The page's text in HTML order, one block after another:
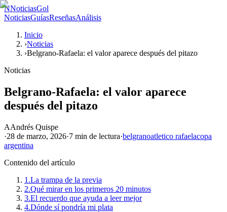
NNoticiasGol
NoticiasGuíasReseñasAnálisis
Inicio
›Noticias
›Belgrano-Rafaela: el valor aparece después del pitazo
Noticias
Belgrano-Rafaela: el valor aparece
después del pitazo
AAndrés Quispe
·28 de marzo, 2026·7 min de lectura·belgranoatletico rafaelacopa
argentina
Contenido del artículo
1.La trampa de la previa
2.Qué mirar en los primeros 20 minutos
3.El recuerdo que ayuda a leer mejor
4.Dónde sí pondría mi plata